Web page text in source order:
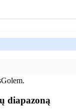
diapazoną